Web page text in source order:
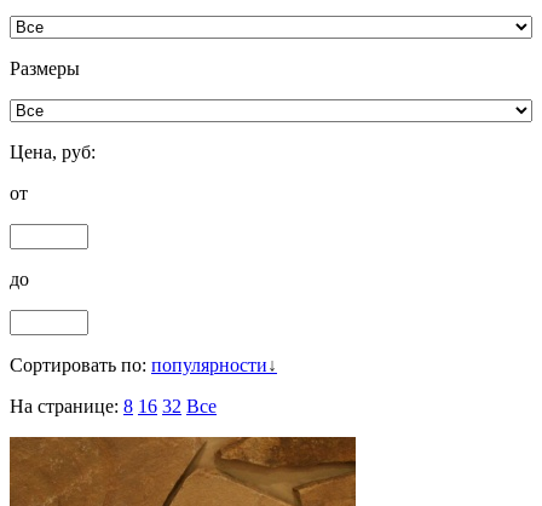
Размеры
Цена, руб:
от
до
Сортировать по: популярности
На странице: 8 16 32 Все